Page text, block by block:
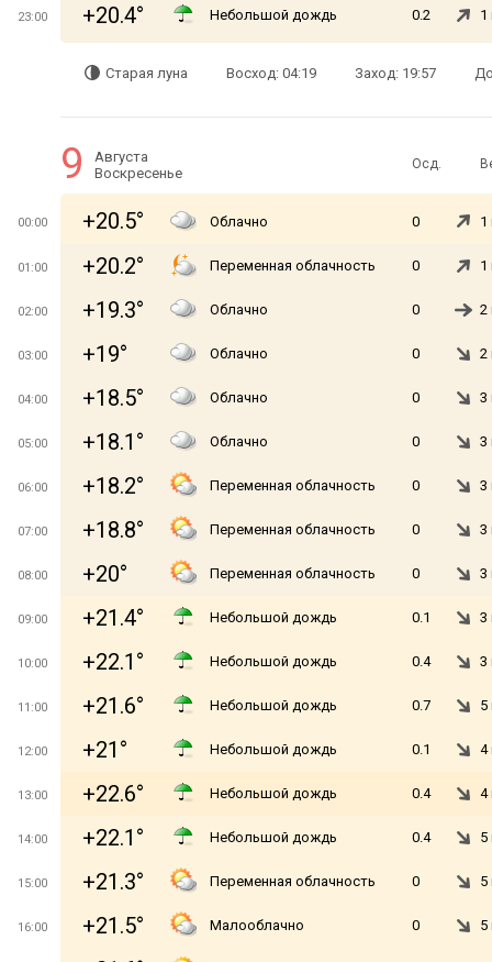
23:00 +20.4° Небольшой дождь 0.2 1
Старая луна Восход: 04:19 Заход: 19:57
9
Августа
Воскресенье
Осд.
00:00 +20.5° Облачно 0 1
01:00 +20.2° Переменная облачность 0 1
02:00 +19.3° Облачно 0 2
03:00 +19° Облачно 0 2
04:00 +18.5° Облачно 0 3
05:00 +18.1° Облачно 0 3
06:00 +18.2° Переменная облачность 0 3
07:00 +18.8° Переменная облачность 0 3
08:00 +20° Переменная облачность 0 3
09:00 +21.4° Небольшой дождь 0.1 3
10:00 +22.1° Небольшой дождь 0.4 3
11:00 +21.6° Небольшой дождь 0.7 5
12:00 +21° Небольшой дождь 0.1 4
13:00 +22.6° Небольшой дождь 0.4 4
14:00 +22.1° Небольшой дождь 0.4 5
15:00 +21.3° Переменная облачность 0 5
16:00 +21.5° Малооблачно 0 5